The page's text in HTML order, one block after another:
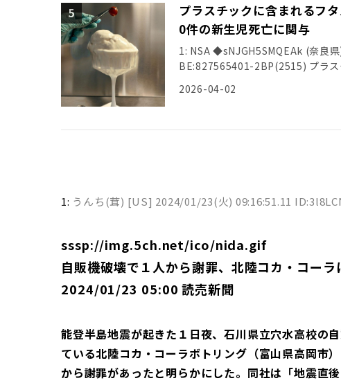
プラスチックに含まれるフ
0件の新生児死亡に関与
1: NSA ◆sNJGH5SMQEAk (奈良
BE:827565401-2BP(2515) プラ
2026-04-02
1: うんち(茸) [US] 2024/01/23(火) 09:16:51.11
sssp://img.5ch.net/ico/nida.gif
自販機破壊で１人から謝罪、北陸コカ・コーラ
2024/01/23 05:00 読売新聞
能登半島地震が起きた１日夜、石川県立穴水高校の
ている北陸コカ・コーラボトリング（富山県高岡市
から謝罪があったと明らかにした。同社は「地震直